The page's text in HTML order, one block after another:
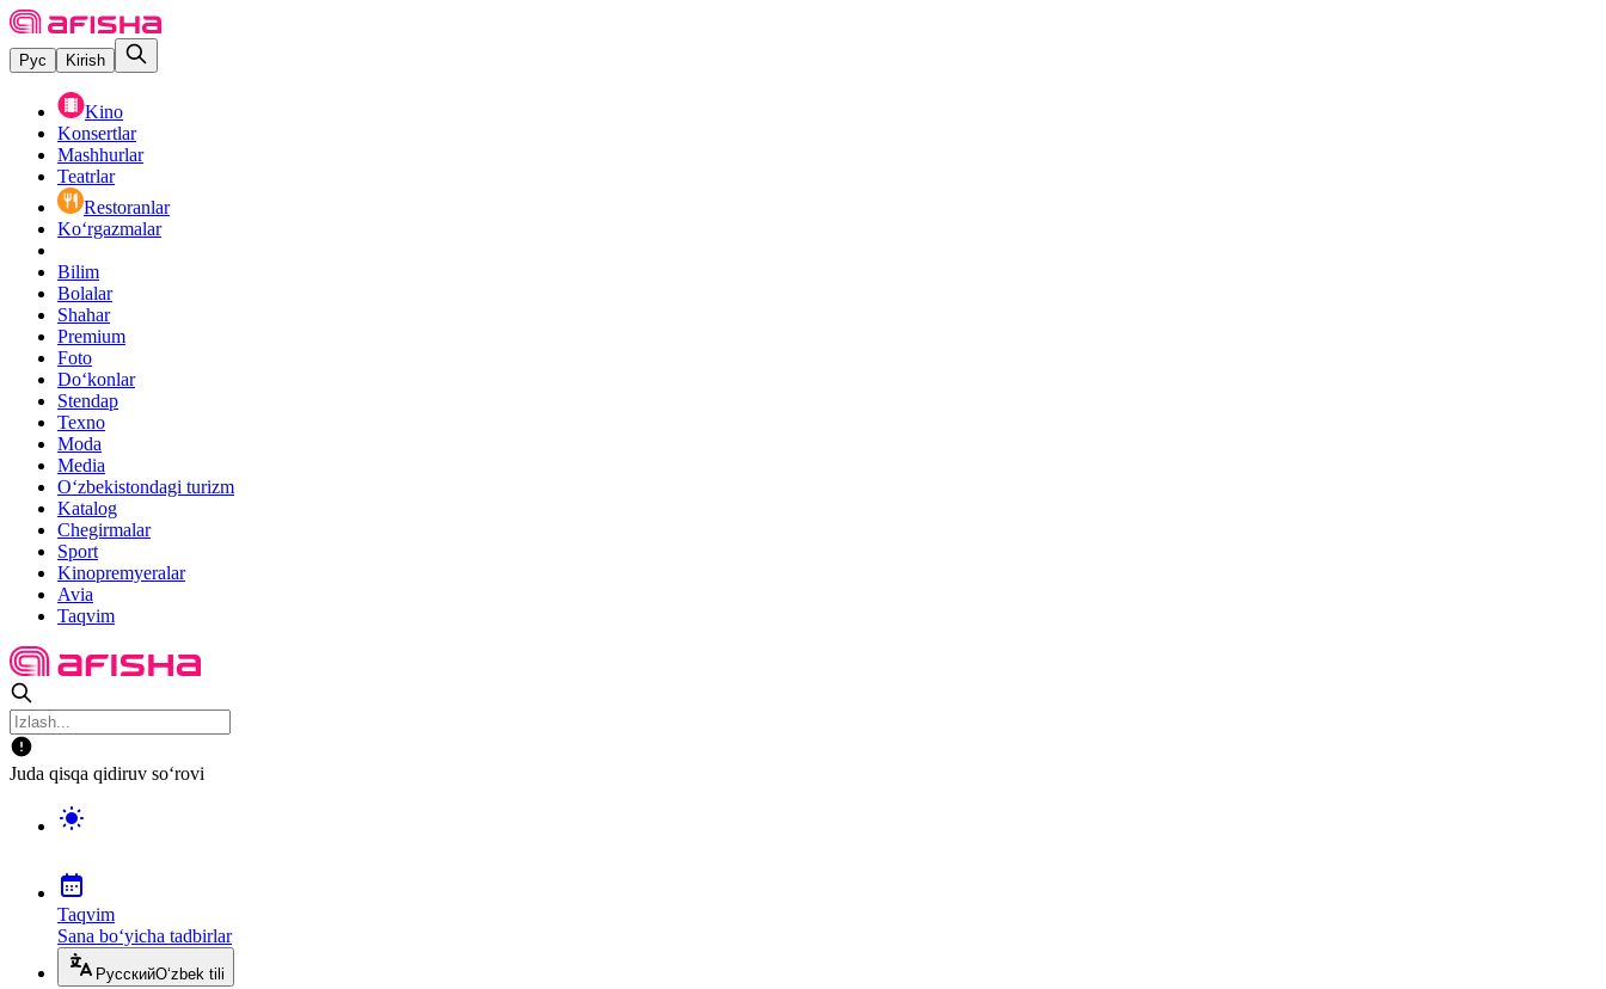
Рус Kirish
Kino
Konsertlar
Mashhurlar
Teatrlar
Restoranlar
Ko‘rgazmalar
Bilim
Bolalar
Shahar
Premium
Foto
Do‘konlar
Stendap
Texno
Moda
Media
O‘zbekistondagi turizm
Katalog
Chegirmalar
Sport
Kinopremyeralar
Avia
Taqvim
Juda qisqa qidiruv so‘rovi
Taqvim
Sana bo‘yicha tadbirlar
РусскийO‘zbek tili